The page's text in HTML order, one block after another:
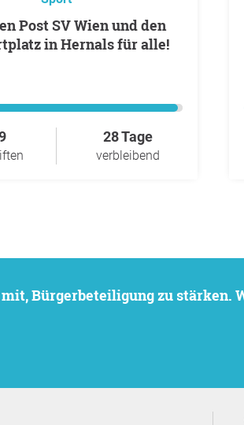
in Hernals für alle!
28 Tage
verbleibend
mit, Bürgerbeteiligung zu